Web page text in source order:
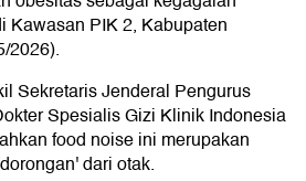
Kawasan PIK 2, Kabupaten
2026).
Sekretaris Jenderal Pengurus
Spesialis Gizi Klinik Indonesia
food noise ini merupakan
dari otak.